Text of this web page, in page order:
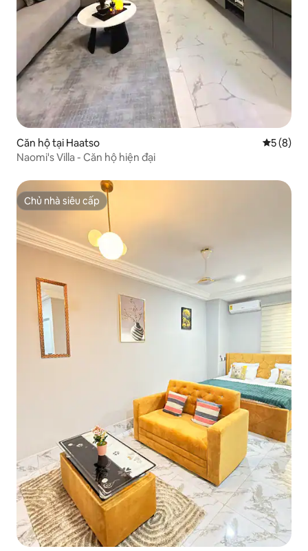
Căn hộ tại Haatso Xếp5 (8)
Naomi's Villa - Căn hộ hiện đại
Chủ nhà siêu cấp
Chủ nhà siêu cấp